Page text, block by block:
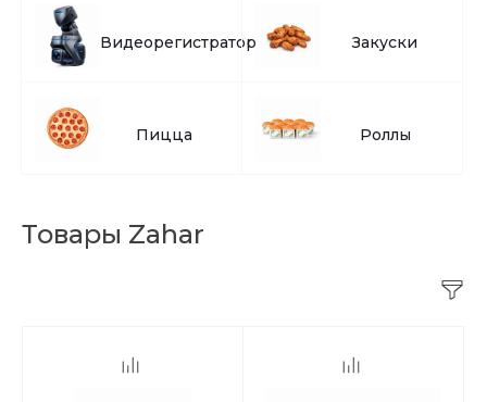
Видеорегистраторы Закуски
Пицца Роллы
Товары Zahar